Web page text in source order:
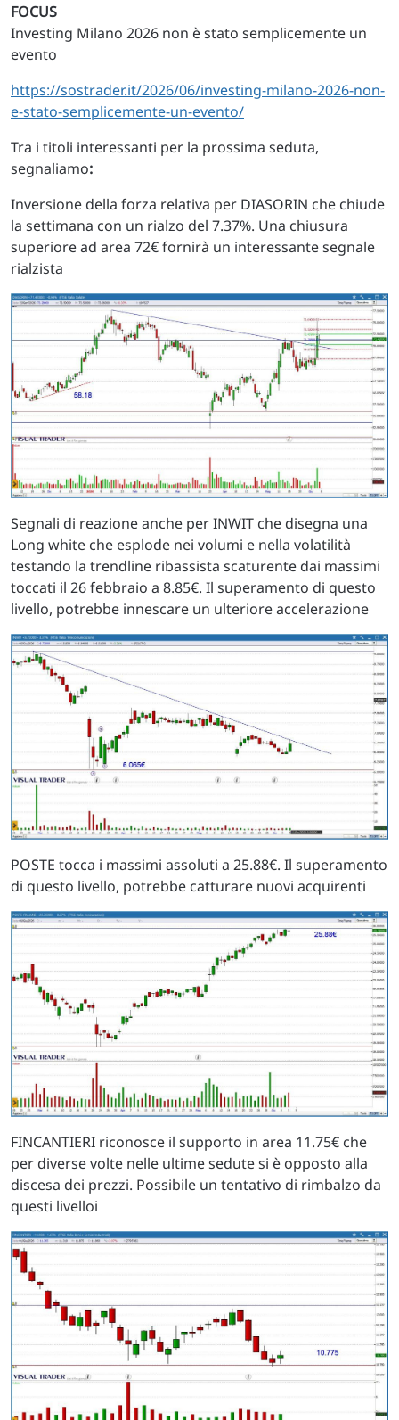
FOCUS
Investing Milano 2026 non è stato semplicemente un
evento
https://sostrader.it/2026/06/investing-milano-2026-non-
e-stato-semplicemente-un-evento/
Tra i titoli interessanti per la prossima seduta,
segnaliamo:
Inversione della forza relativa per DIASORIN che chiude
la settimana con un rialzo del 7.37%. Una chiusura
superiore ad area 72€ fornirà un interessante segnale
rialzista
Segnali di reazione anche per INWIT che disegna una
Long white che esplode nei volumi e nella volatilità
testando la trendline ribassista scaturente dai massimi
toccati il 26 febbraio a 8.85€. Il superamento di questo
livello, potrebbe innescare un ulteriore accelerazione
POSTE tocca i massimi assoluti a 25.88€. Il superamento
di questo livello, potrebbe catturare nuovi acquirenti
FINCANTIERI riconosce il supporto in area 11.75€ che
per diverse volte nelle ultime sedute si è opposto alla
discesa dei prezzi. Possibile un tentativo di rimbalzo da
questi livelloi